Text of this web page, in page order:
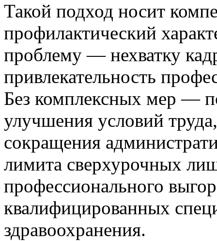
Такой подход носит
профилактический
проблему — нехватку
привлекательность
Без комплексных мер —
улучшения условий
сокращения
лимита сверхурочных
профессионального
квалифицированных
здравоохранения.